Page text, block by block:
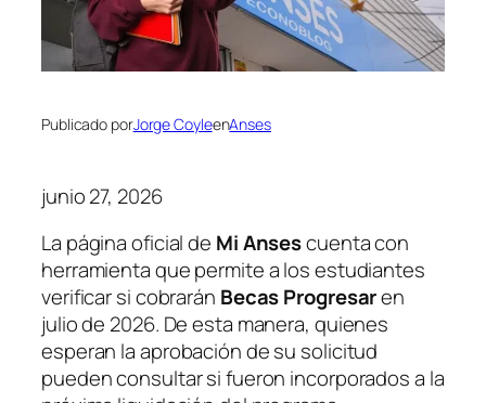
Publicado porJorge CoyleenAnses
junio 27, 2026
La página oficial de Mi Ansescuenta con
herramienta que permite a los estudiantes
verificar si cobrarán Becas Progresaren
julio de 2026. De esta manera, quienes
esperan la aprobación de su solicitud
pueden consultar si fueron incorporados a la